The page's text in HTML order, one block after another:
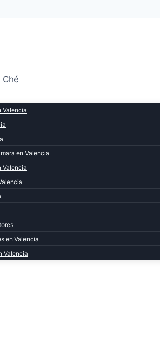
Valencia
en Valencia
Valencia
en Valencia
Valencia